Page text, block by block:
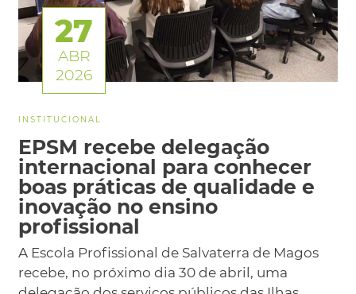
27
ABR
2026
INSTITUCIONAL
EPSM recebe delegação
internacional para conhecer
boas práticas de qualidade e
inovação no ensino
profissional
A Escola Profissional de Salvaterra de Magos
recebe, no próximo dia 30 de abril, uma